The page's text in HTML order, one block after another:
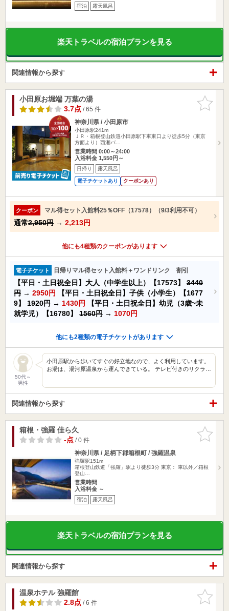
宿泊 露天風呂
楽天トラベルの宿泊プランを見る
関連情報から探す
お気に入
りに追加
小田原お堀端 万葉の湯
3.7点/ 65 件
神奈川県 / 小田原市
小田原駅241m
ＪＲ・箱根登山鉄道小田原駅下車東口より徒歩5分（東京
方面より）西湘バ…
営業時間 0:00～24:00
入浴料金 1,550円～
日帰り 露天風呂
電子チケットあり クーポンあり
クーポン マル得セット入館料25％OFF（17578）（9/3利用不可）
通常2,950円 → 2,213円
他にも4種類のクーポンがあります
電子チケット 日帰りマル得セット入館料＋ワンドリンク 割引
【平日・土日祝全日】大人（中学生以上）【17573】 3440
円 → 2950円
【平日・土日祝全日】子供（小学生）【1677
9】 1920円 → 1430円
【平日・土日祝全日】幼児（3歳~未
就学児）【16780】 1560円 → 1070円
他にも2種類の電子チケットがあります
50代～
男性
小田原駅から歩いてすぐの好立地なので、よく利用しています。
お湯は、湯河原温泉から運んできている。 テレビ付きのリクラ…
関連情報から探す
お気に入
りに追加
箱根・強羅 佳ら久
-点/ 0 件
神奈川県 / 足柄下郡箱根町 / 強羅温泉
強羅駅151m
箱根登山鉄道「強羅」駅より徒歩3分 東京： 車以外／箱根
登山…
営業時間
入浴料金 ～
宿泊 露天風呂
楽天トラベルの宿泊プランを見る
関連情報から探す
お気に入
りに追加
温泉ホテル 強羅館
2.8点/ 6 件